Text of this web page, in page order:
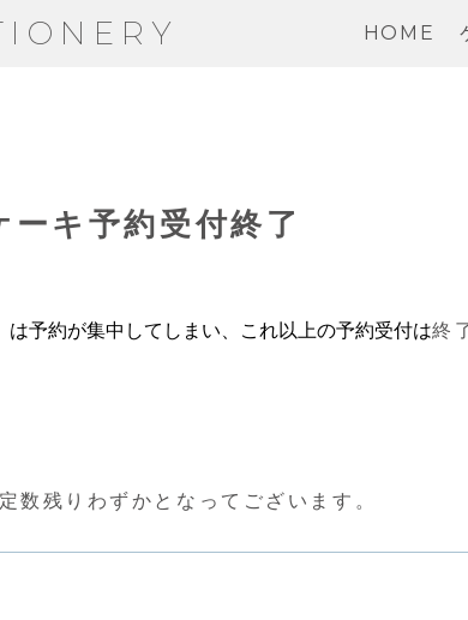
HOME
キ予約受付終了
予約が集中してしまい、これ以上の予約受付は終
数残りわずかとなってございます。